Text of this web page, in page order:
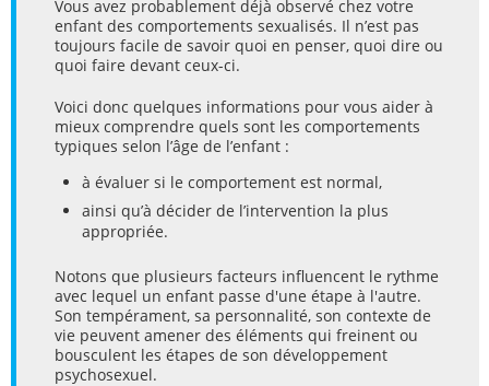
Vous avez probablement déjà observé chez votre
enfant des comportements sexualisés. Il n’est pas
toujours facile de savoir quoi en penser, quoi dire ou
quoi faire devant ceux-ci.
Voici donc quelques informations pour vous aider à
mieux comprendre quels sont les comportements
typiques selon l’âge de l’enfant :
à évaluer si le comportement est normal,
ainsi qu’à décider de l’intervention la plus
appropriée.
Notons que plusieurs facteurs influencent le rythme
avec lequel un enfant passe d'une étape à l'autre.
Son tempérament, sa personnalité, son contexte de
vie peuvent amener des éléments qui freinent ou
bousculent les étapes de son développement
psychosexuel.